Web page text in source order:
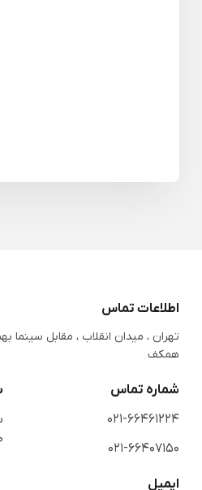
اطلاعات تماس
تهران ، میدان انقلاب ، مقابل سینما
همکف
شماره تماس
021-66461224
021-66407150
ایمیل